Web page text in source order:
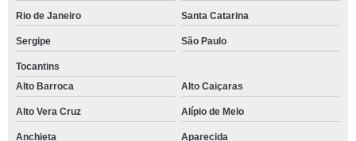
Rio de Janeiro Santa Catarina
Sergipe São Paulo
Tocantins
Alto Barroca
Alto Caiçaras
Alto Vera Cruz Alípio de Melo
Anchieta Aparecida